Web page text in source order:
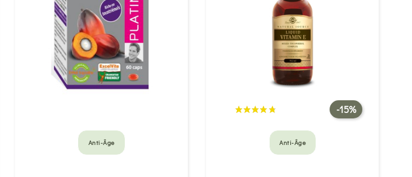
Anti-Âge
-15%
Anti-Âge